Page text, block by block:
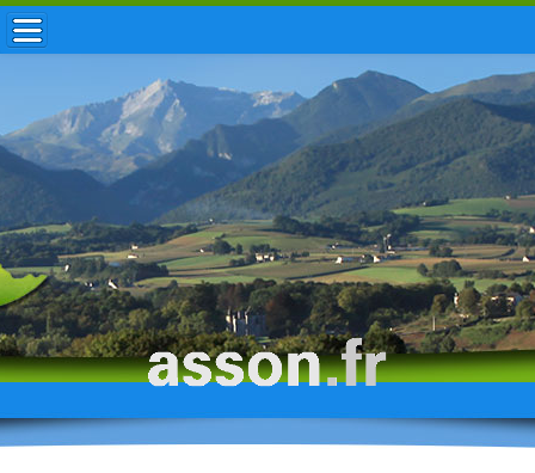
ACCUEIL / INFOS
MUNICIPALITÉ
VIE LOCALE
ENFANCE
TOURISME
HISTOIRE